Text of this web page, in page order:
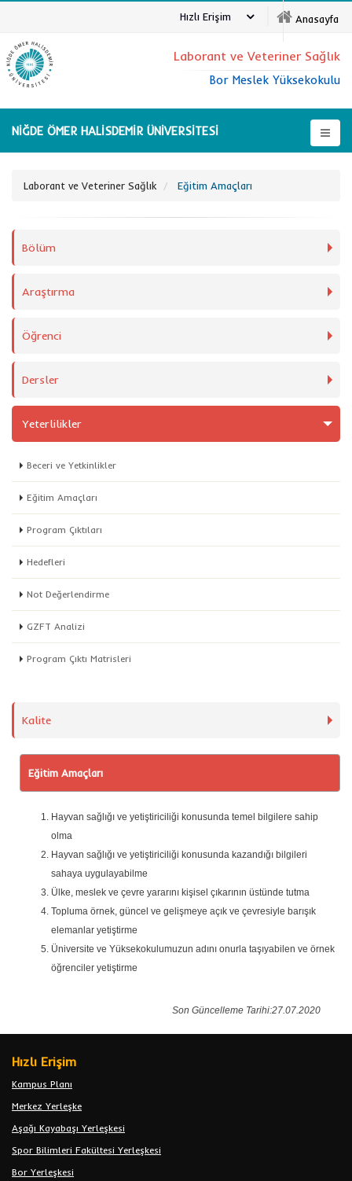
Anasayfa
Hızlı Erişim
NİĞDE ÖMER HALİSDEMİR ÜNİVERSİTESİ
Laborant ve Veteriner Sağlık
Bor Meslek Yüksekokulu
Laborant ve Veteriner Sağlık Eğitim Amaçları
Bölüm
Araştırma
Öğrenci
Dersler
Yeterlilikler
Beceri ve Yetkinlikler
Eğitim Amaçları
Program Çıktıları
Hedefleri
Not Değerlendirme
GZFT Analizi
Program Çıktı Matrisleri
Kalite
Eğitim Amaçları
Hayvan sağlığı ve yetiştiriciliği konusunda temel bilgilere sahip
olma
Hayvan sağlığı ve yetiştiriciliği konusunda kazandığı bilgileri
sahaya uygulayabilme
Ülke, meslek ve çevre yararını kişisel çıkarının üstünde tutma
Topluma örnek, güncel ve gelişmeye açık ve çevresiyle barışık
elemanlar yetiştirme
Üniversite ve Yüksekokulumuzun adını onurla taşıyabilen ve örnek
öğrenciler yetiştirme
Son Güncelleme Tarihi:27.07.2020
Hızlı Erişim
Kampus Planı
Merkez Yerleşke
Aşağı Kayabaşı Yerleşkesi
Spor Bilimleri Fakültesi Yerleşkesi
Bor Yerleşkesi